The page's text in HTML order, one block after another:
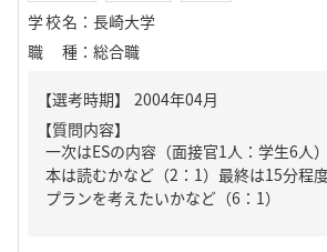
学校名 ： 長崎大学
職種 ： 総合職
【質問内容】
一次はESの内容（面接官1人：学生6人
本は読むかなど（2：1）最終は15分
プランを考えたいかなど（6：1）